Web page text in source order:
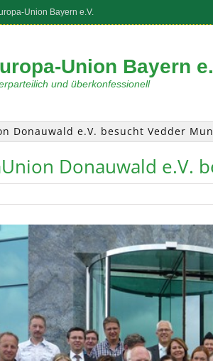
Union Bayern e.V.
Union Bayern
und überkonfessionell
Donauwald e.V. besucht Vedder
Donauwald e.V.